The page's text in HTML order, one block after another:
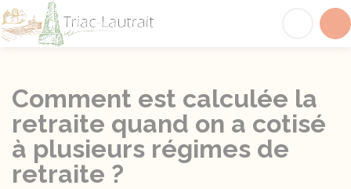
Comment est calculée la
retraite quand on a cotisé
à plusieurs régimes de
retraite ?